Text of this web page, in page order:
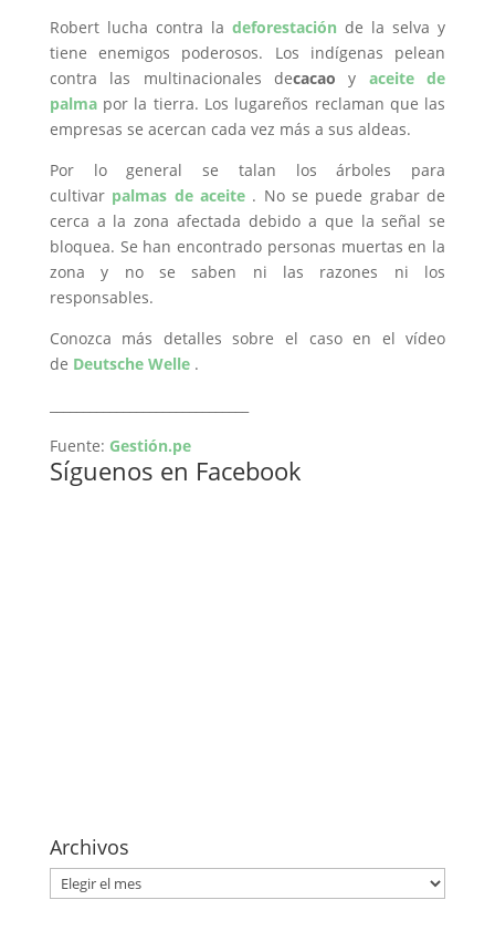
Robert lucha contra la deforestaciónde la selva y
tiene enemigos poderosos. Los indígenas pelean
contra las multinacionales decacao y aceite de
palma por la tierra. Los lugareños reclaman que las
empresas se acercan cada vez más a sus aldeas.
Por lo general se talan los árboles para
cultivar palmas de aceite . No se puede grabar de
cerca a la zona afectada debido a que la señal se
bloquea. Se han encontrado personas muertas en la
zona y no se saben ni las razones ni los
responsables.
Conozca más detalles sobre el caso en el vídeo
de Deutsche Welle .
Fuente: Gestión.pe
Síguenos en Facebook
Archivos
Archivos